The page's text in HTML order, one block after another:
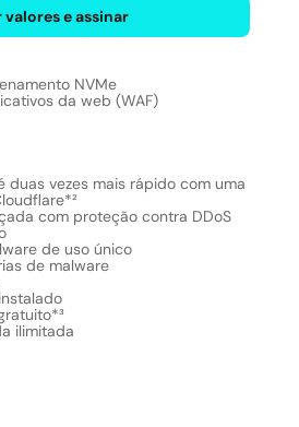
valores e assinar
NVMe
da web (WAF)
duas vezes mais rápido com uma
com proteção contra DDoS
de uso único
de malware
ilimitada